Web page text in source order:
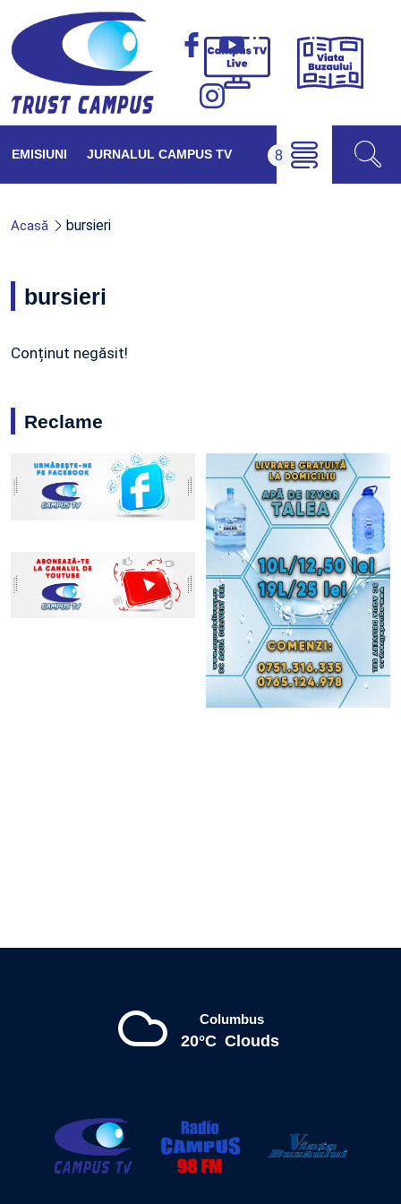
Campus
Viața
EMISIUNI JURNALUL CAMPUS TV
Acasă bursieri
bursieri
Conținut negăsit!
Reclame
Columbus
20°C Clouds